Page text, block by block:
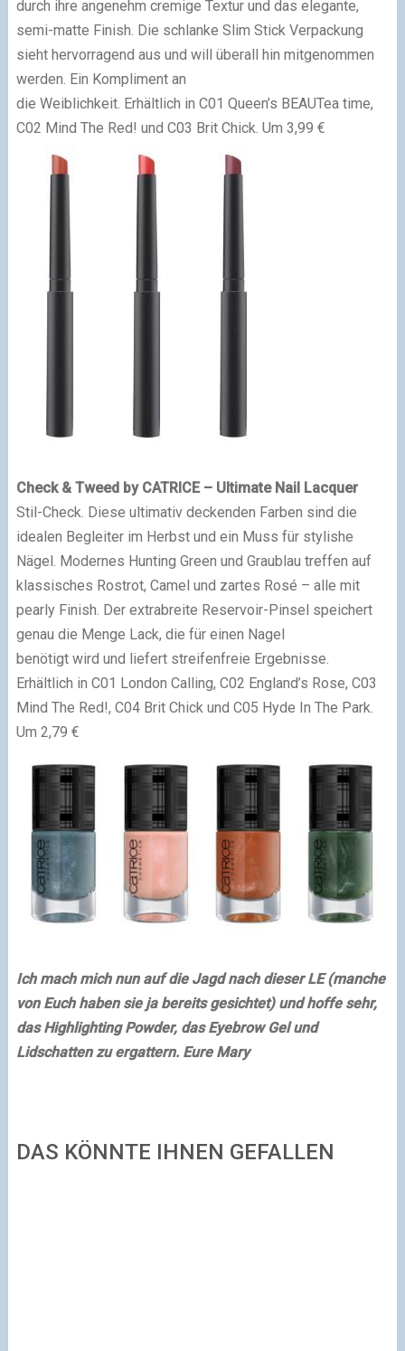
durch ihre angenehm cremige Textur und das elegante,
semi-matte Finish. Die schlanke Slim Stick Verpackung
sieht hervorragend aus und will überall hin mitgenommen
werden. Ein Kompliment an
die Weiblichkeit. Erhältlich in C01 Queen’s BEAUTea time,
C02 Mind The Red! und C03 Brit Chick. Um 3,99 €
Check & Tweed by CATRICE – Ultimate Nail Lacquer
Stil-Check. Diese ultimativ deckenden Farben sind die
idealen Begleiter im Herbst und ein Muss für stylishe
Nägel. Modernes Hunting Green und Graublau treffen auf
klassisches Rostrot, Camel und zartes Rosé – alle mit
pearly Finish. Der extrabreite Reservoir-Pinsel speichert
genau die Menge Lack, die für einen Nagel
benötigt wird und liefert streifenfreie Ergebnisse.
Erhältlich in C01 London Calling, C02 England’s Rose, C03
Mind The Red!, C04 Brit Chick und C05 Hyde In The Park.
Um 2,79 €
Ich mach mich nun auf die Jagd nach dieser LE (manche
von Euch haben sie ja bereits gesichtet) und hoffe sehr,
das Highlighting Powder, das Eyebrow Gel und
Lidschatten zu ergattern. Eure Mary
DAS KÖNNTE IHNEN GEFALLEN